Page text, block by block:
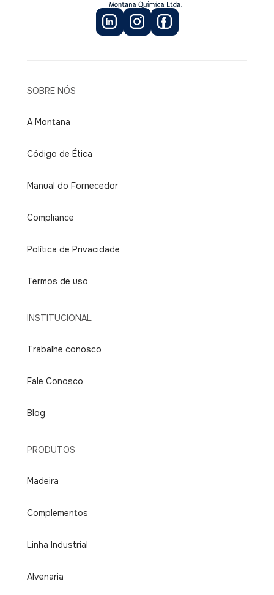
SOBRE NÓS
A Montana
Código de Ética
Manual do Fornecedor
Compliance
Política de Privacidade
Termos de uso
INSTITUCIONAL
Trabalhe conosco
Fale Conosco
Blog
PRODUTOS
Madeira
Complementos
Linha Industrial
Alvenaria